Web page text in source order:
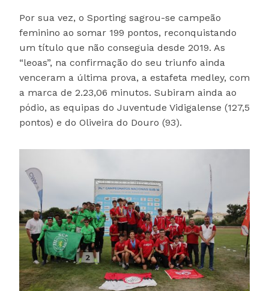
Por sua vez, o Sporting sagrou-se campeão
feminino ao somar 199 pontos, reconquistando
um título que não conseguia desde 2019. As
“leoas”, na confirmação do seu triunfo ainda
venceram a última prova, a estafeta medley, com
a marca de 2.23,06 minutos. Subiram ainda ao
pódio, as equipas do Juventude Vidigalense (127,5
pontos) e do Oliveira do Douro (93).